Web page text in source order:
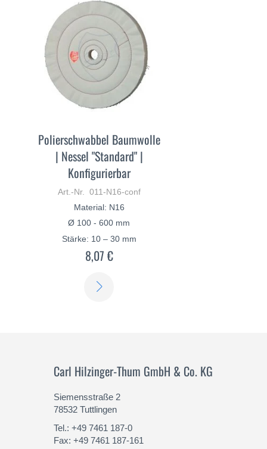
Polierschwabbel Baumwolle
| Nessel "Standard" |
Konfigurierbar
Art.-Nr. 011-N16-conf
Material: N16
Ø 100 - 600 mm
Stärke: 10 – 30 mm
8,07 €
Carl Hilzinger-Thum GmbH & Co. KG
Siemensstraße 2
78532 Tuttlingen
Tel.: +49 7461 187-0
Fax: +49 7461 187-161